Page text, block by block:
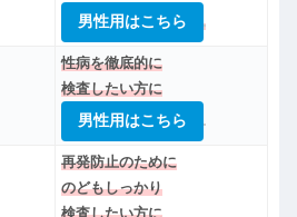
男性用はこちら
性病を徹底的に
検査したい方に
男性用はこちら
再発防止のために
のどもしっかり
検査したい方に